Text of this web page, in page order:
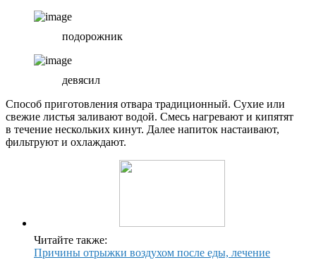
подорожник
девясил
Способ приготовления отвара традиционный. Сухие или
свежие листья заливают водой. Смесь нагревают и кипятят
в течение нескольких кинут. Далее напиток настаивают,
фильтруют и охлаждают.
Читайте также:
Причины отрыжки воздухом после еды, лечение